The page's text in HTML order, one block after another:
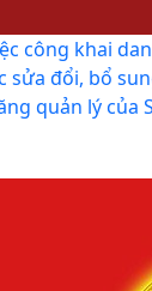
công khai
sửa đổi, bổ
quản lý của